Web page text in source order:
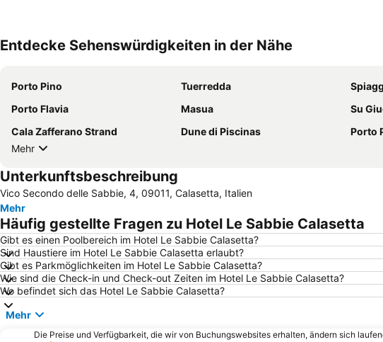
Entdecke Sehenswürdigkeiten in der Nähe
Porto Pino Tuerredda
Porto Flavia
Masua Su
Cala Zafferano Strand
Dune di Piscinas Porto
Mehr
Unterkunftsbeschreibung
Vico Secondo delle Sabbie, 4, 09011, Calasetta, Italien
Mehr
Häufig gestellte Fragen zu Hotel Le Sabbie Calasetta
Gibt es einen Poolbereich im Hotel Le Sabbie Calasetta?
Sind Haustiere im Hotel Le Sabbie Calasetta erlaubt?
Gibt es Parkmöglichkeiten im Hotel Le Sabbie Calasetta?
Wie sind die Check-in und Check-out Zeiten im Hotel Le Sabbie Calasetta?
Wo befindet sich das Hotel Le Sabbie Calasetta?
Mehr
Die Preise und Verfügbarkeit, die wir von Buchungswebsites erhalten, ändern sich